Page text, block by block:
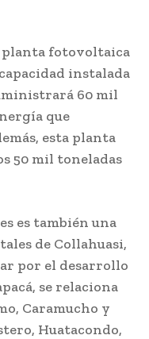
planta fotovoltaica
instalada
60 mil
que
esta planta
50 mil toneladas
es también una
de Collahuasi,
por el desarrollo
se relaciona
Caramucho y
Huatacondo,